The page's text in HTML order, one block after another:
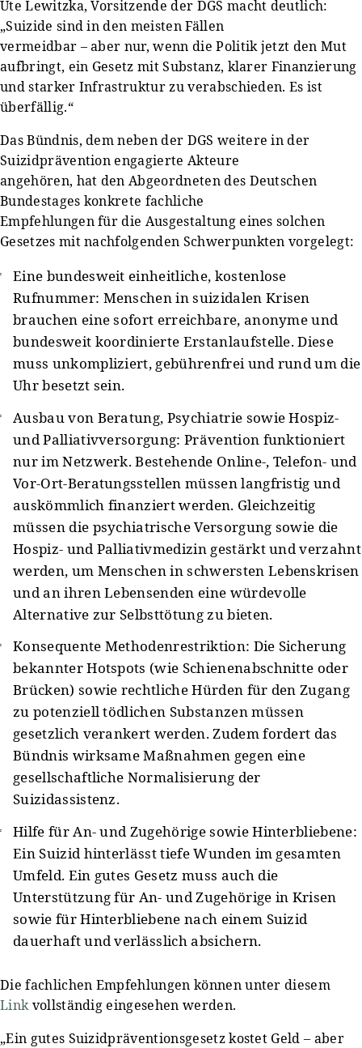
Ute Lewitzka, Vorsitzende der DGS macht deutlich:
„Suizide sind in den meisten Fällen
vermeidbar – aber nur, wenn die Politik jetzt den Mut
aufbringt, ein Gesetz mit Substanz, klarer Finanzierung
und starker Infrastruktur zu verabschieden. Es ist
überfällig.“
Das Bündnis, dem neben der DGS weitere in der
Suizidprävention engagierte Akteure
angehören, hat den Abgeordneten des Deutschen
Bundestages konkrete fachliche
Empfehlungen für die Ausgestaltung eines solchen
Gesetzes mit nachfolgenden Schwerpunkten vorgelegt:
Eine bundesweit einheitliche, kostenlose
Rufnummer: Menschen in suizidalen Krisen
brauchen eine sofort erreichbare, anonyme und
bundesweit koordinierte Erstanlaufstelle. Diese
muss unkompliziert, gebührenfrei und rund um die
Uhr besetzt sein.
Ausbau von Beratung, Psychiatrie sowie Hospiz-
und Palliativversorgung: Prävention funktioniert
nur im Netzwerk. Bestehende Online-, Telefon- und
Vor-Ort-Beratungsstellen müssen langfristig und
auskömmlich finanziert werden. Gleichzeitig
müssen die psychiatrische Versorgung sowie die
Hospiz- und Palliativmedizin gestärkt und verzahnt
werden, um Menschen in schwersten Lebenskrisen
und an ihren Lebensenden eine würdevolle
Alternative zur Selbsttötung zu bieten.
Konsequente Methodenrestriktion: Die Sicherung
bekannter Hotspots (wie Schienenabschnitte oder
Brücken) sowie rechtliche Hürden für den Zugang
zu potenziell tödlichen Substanzen müssen
gesetzlich verankert werden. Zudem fordert das
Bündnis wirksame Maßnahmen gegen eine
gesellschaftliche Normalisierung der
Suizidassistenz.
Hilfe für An- und Zugehörige sowie Hinterbliebene:
Ein Suizid hinterlässt tiefe Wunden im gesamten
Umfeld. Ein gutes Gesetz muss auch die
Unterstützung für An- und Zugehörige in Krisen
sowie für Hinterbliebene nach einem Suizid
dauerhaft und verlässlich absichern.
Die fachlichen Empfehlungen können unter diesem
Linkvollständig eingesehen werden.
„Ein gutes Suizidpräventionsgesetz kostet Geld – aber